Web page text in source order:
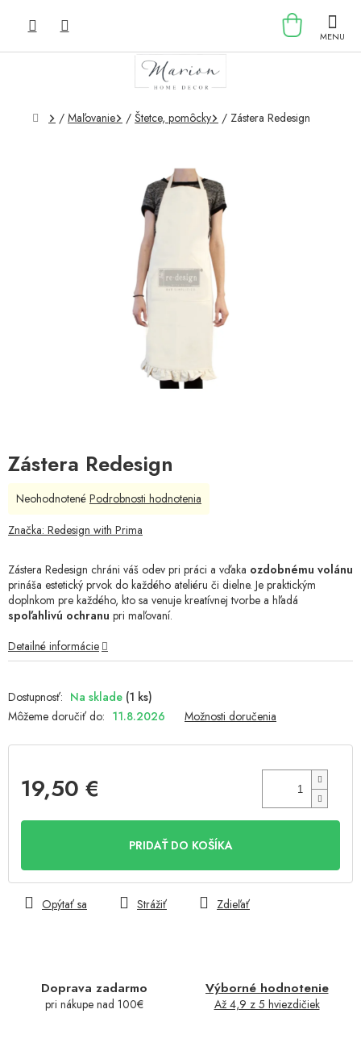
KOŠÍK
Domov
/ Maľovanie / Štetce, pomôcky / Zástera Redesign
Zástera Redesign
Na sklade (1 ks)
Môžeme doručiť do: 11.8.2026 Možnosti doručenia
19,50 €
PRIDAŤ DO KOŠÍKA
Doprava zadarmo
pri nákupe nad 100€
Výborné hodnotenie
Až 4,9 z 5 hviezdičiek
Zástera Redesign chráni váš odev pri práci a vďaka ozdobnému volánu
prináša estetický prvok do každého ateliéru či dielne. Je praktickým
doplnkom pre každého, kto sa venuje kreatívnej tvorbe a hľadá
spoľahlivú ochranu pri maľovaní.
Detailné informácie
Opýtať sa Strážiť Zdieľať
Priemerné
produktu
z
5
hviezdičiek.
Neohodnotené Podrobnosti hodnotenia
Značka: Redesign with Prima